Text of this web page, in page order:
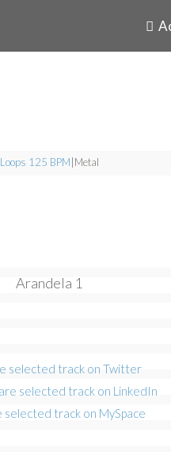
Loops 125 BPM Metal
Arandela 1